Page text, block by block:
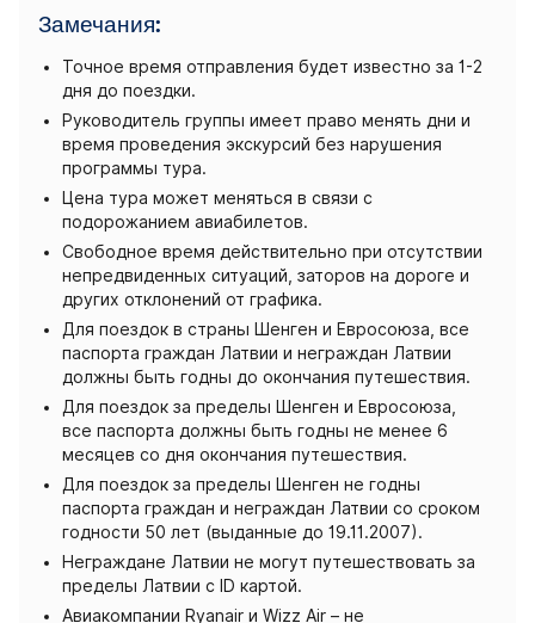
Замечания:
Точное время отправления будет известно за 1-2
дня до поездки.
Руководитель группы имеет право менять дни и
время проведения экскурсий без нарушения
программы тура.
Цена тура может меняться в связи с
подорожанием авиабилетов.
Свободное время действительно при отсутствии
непредвиденных ситуаций, заторов на дороге и
других отклонений от графика.
Для поездок в страны Шенген и Евросоюза, все
паспорта граждан Латвии и неграждан Латвии
должны быть годны до окончания путешествия.
Для поездок за пределы Шенген и Евросоюза,
все паспорта должны быть годны не менее 6
месяцев со дня окончания путешествия.
Для поездок за пределы Шенген не годны
паспорта граждан и неграждан Латвии со сроком
годности 50 лет (выданные до 19.11.2007).
Неграждане Латвии не могут путешествовать за
пределы Латвии с ID картой.
Авиакомпании Ryanair и Wizz Air – не